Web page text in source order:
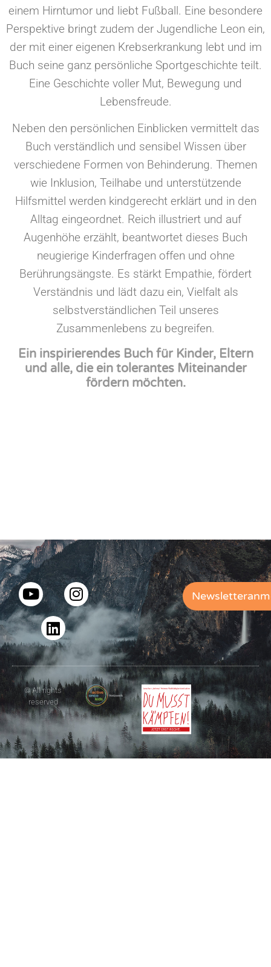
einem Hirntumor und liebt Fußball. Eine besondere
Perspektive bringt zudem der Jugendliche Leon ein,
der mit einer eigenen Krebserkrankung lebt und im
Buch seine ganz persönliche Sportgeschichte teilt.
Eine Geschichte voller Mut, Bewegung und
Lebensfreude.
Neben den persönlichen Einblicken vermittelt das
Buch verständlich und sensibel Wissen über
verschiedene Formen von Behinderung. Themen
wie Inklusion, Teilhabe und unterstützende
Hilfsmittel werden kindgerecht erklärt und in den
Alltag eingeordnet. Reich illustriert und auf
Augenhöhe erzählt, beantwortet dieses Buch
neugierige Kinderfragen offen und ohne
Berührungsängste. Es stärkt Empathie, fördert
Verständnis und lädt dazu ein, Vielfalt als
selbstverständlichen Teil unseres
Zusammenlebens zu begreifen.
Ein inspirierendes Buch für Kinder, Eltern
und alle, die ein tolerantes Miteinander
fördern möchten.
© All rights
reserved